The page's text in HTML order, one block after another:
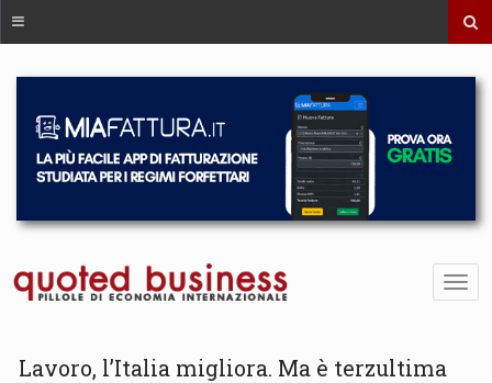
Lavoro, l’Italia migliora. Ma è terzultima